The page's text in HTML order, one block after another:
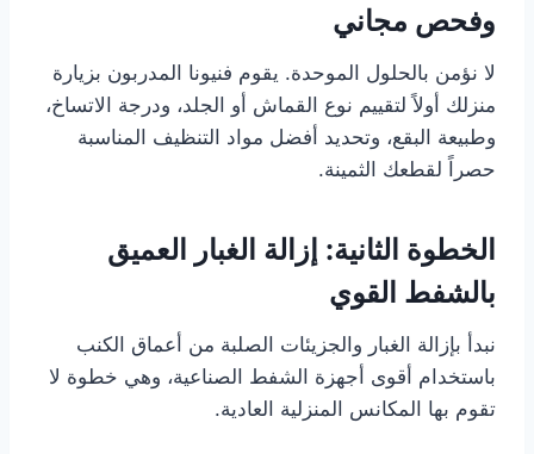
وفحص مجاني
لا نؤمن بالحلول الموحدة. يقوم فنيونا المدربون بزيارة
منزلك أولاً لتقييم نوع القماش أو الجلد، ودرجة الاتساخ،
وطبيعة البقع، وتحديد أفضل مواد التنظيف المناسبة
حصراً لقطعك الثمينة.
الخطوة الثانية: إزالة الغبار العميق
بالشفط القوي
نبدأ بإزالة الغبار والجزيئات الصلبة من أعماق الكنب
باستخدام أقوى أجهزة الشفط الصناعية، وهي خطوة لا
تقوم بها المكانس المنزلية العادية.